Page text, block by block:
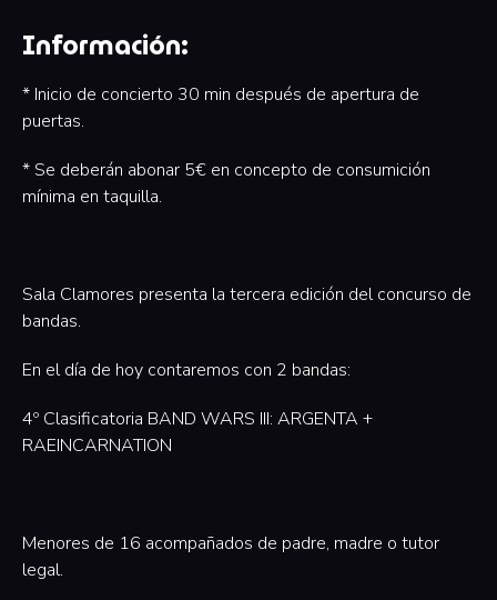
Información:
* Inicio de concierto 30 min después de apertura de
puertas.
* Se deberán abonar 5€ en concepto de consumición
mínima en taquilla.
Sala Clamores presenta la tercera edición del concurso de
bandas.
En el día de hoy contaremos con 2 bandas:
4º Clasificatoria BAND WARS III: ARGENTA +
RAEINCARNATION
‍Menores de 16 acompañados de padre, madre o tutor
legal.